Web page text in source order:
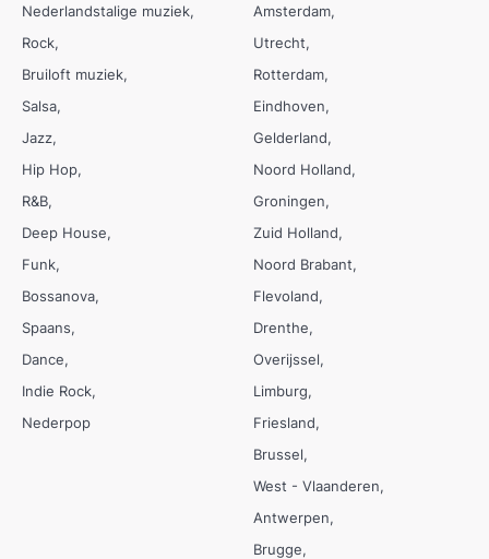
Nederlandstalige muziek
Rock
Bruiloft muziek
Salsa
Jazz
Hip Hop
R&B
Deep House
Funk
Bossanova
Spaans
Dance
Indie Rock
Nederpop
Amsterdam
Utrecht
Rotterdam
Eindhoven
Gelderland
Noord Holland
Groningen
Zuid Holland
Noord Brabant
Flevoland
Drenthe
Overijssel
Limburg
Friesland
Brussel
West - Vlaanderen
Antwerpen
Brugge